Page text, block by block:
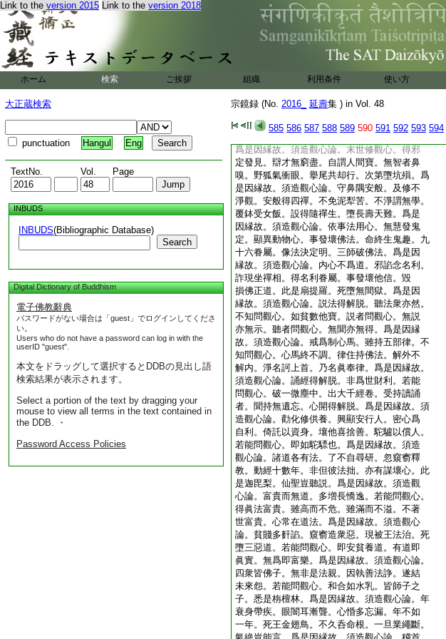
Link to the version 2015 Link to the version 2018
ホーム 検索 ご挨拶 組織 利用条件 使い方
大正蔵検索
punctuation Hangul Eng
TextNo. Vol. Page
INBUDS
INBUDS(Bibliographic Database)
Search
Digital Dictionary of Buddhism
電子佛教辭典
パスワードがない場合は「guest」でログインしてくださ
い。
Users who do not have a password can log in with the
userID "guest".
本文をドラッグして選択するとDDBの見出し語
検索結果が表示されます。
Select a portion of the text by dragging your
mouse to view all terms in the text contained in
the DDB. ・
Password Access Policies
宗鏡録 (No. 2016_ 延壽集 ) in Vol. 48
585 586 587 588 589 590 591 592 593 594
心。思慧終不生。諸來求法者。欲修無上道。不
知問觀心。修慧終不成。諸來求法者。勤修四
三昧。不知問觀心。困苦無所獲。諸來求法者。
多聽得言語。不知問觀心。未得眞實樂。諸來
求法者。修三昧得定。不知問觀心。盲禪無所
見。諸來求法者。欲懺悔衆罪。不知問觀心。罪
終難得脱。諸來求法者。意欲離煩惱。不知問
觀心。煩惱終不滅。諸來求法者。本欲利益他。
不知問觀心。退轉令他謗。諸來求法者。欲
興顯佛法。不知問觀心。退還大汚損。如此衆
爲是因縁故。須造觀心論。末世修觀心。得邪
定發見。辯才無窮盡。自謂人間寶。無智者鼻
嗅。野狐氣衝眼。擧尾共却行。次第墮坑殞。爲
是因縁故。須造觀心論。守鼻隅安般。及修不
淨觀。安般得四禪。不免泥犁苦。不淨謂無學。
覆鉢受女飯。設得隨禪生。墮長壽天難。爲是
因縁故。須造觀心論。依事法用心。無慧發鬼
定。顯異動物心。事發壞佛法。命終生鬼趣。九
十六眷屬。像法決定明。三師破佛法。爲是因
縁故。須造觀心論。内心不爲道。邪諂念名利。
詐現坐禪相。得名利眷屬。事發壞他信。毀
損佛正道。此是扇提羅。死墮無間獄。爲是因
縁故。須造觀心論。説法得解脱。聽法衆亦然。
不知問觀心。如貧數他寶。説者問觀心。無説
亦無示。聽者問觀心。無聞亦無得。爲是因縁
故。須造觀心論。戒爲制心馬。雖持五部律。不
知問觀心。心馬終不調。律住持佛法。解外不
解内。淨名訶上首。乃名眞奉律。爲是因縁故。
須造觀心論。誦經得解脱。非爲世財利。若能
問觀心。破一微塵中。出大千經卷。受持讀誦
者。聞持無遺忘。心開得解脱。爲是因縁故。須
造觀心論。勸化修供養。興顯安行人。密心爲
自利。倚託以資身。壤他喜捨善。駝驢以償人。
若能問觀心。即如駝驃也。爲是因縁故。須造
觀心論。諸道各有法。了不自尋研。忽窺窬釋
教。動經十數年。非但彼法拙。亦有謀壞心。此
是迦毘梨。仙聖豈聽説。爲是因縁故。須造觀
心論。富貴而無道。多増長憍逸。若能問觀心。
得眞法富貴。雖高而不危。雖滿而不溢。不著
世富貴。心常在道法。爲是因縁故。須造觀心
論。貧賤多姧諂。窺窬造衆惡。現被王法治。死
墮三惡道。若能問觀心。即安貧養道。有道即
眞實。無爲即富樂。爲是因縁故。須造觀心論。
四衆皆佛子。無非是法親。因執善法諍。遂結
未來怨。若能問觀心。和合如水乳。皆師子之
子。悉是栴檀林。爲是因縁故。須造觀心論。年
衰身帶疾。眼闇耳漸聾。心惛多忘漏。年不如
一年。死王金翅鳥。不久呑命根。一旦業繩斷。